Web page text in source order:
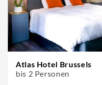
Atlas Hotel Brussels
bis 2 Personen